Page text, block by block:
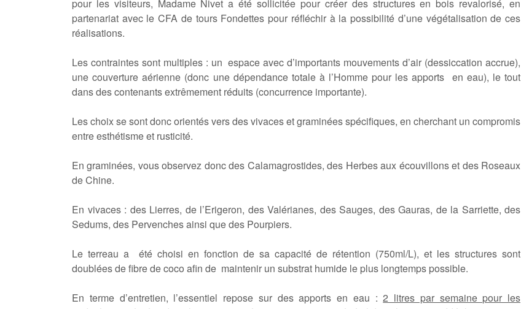
pour les visiteurs, Madame Nivet a été sollicitée pour créer des structures en bois revalorisé, en
partenariat avec le CFA de tours Fondettes pour réfléchir à la possibilité d’une végétalisation de ces
réalisations.
Les contraintes sont multiples : un espace avec d’importants mouvements d’air (dessiccation accrue),
une couverture aérienne (donc une dépendance totale à l’Homme pour les apports en eau), le tout
dans des contenants extrêmement réduits (concurrence importante).
Les choix se sont donc orientés vers des vivaces et graminées spécifiques, en cherchant un compromis
entre esthétisme et rusticité.
En graminées, vous observez donc des Calamagrostides, des Herbes aux écouvillons et des Roseaux
de Chine.
En vivaces : des Lierres, de l’Erigeron, des Valérianes, des Sauges, des Gauras, de la Sarriette, des
Sedums, des Pervenches ainsi que des Pourpiers.
Le terreau a été choisi en fonction de sa capacité de rétention (750ml/L), et les structures sont
doublées de fibre de coco afin de maintenir un substrat humide le plus longtemps possible.
En terme d’entretien, l’essentiel repose sur des apports en eau :2 litres par semaine pour les